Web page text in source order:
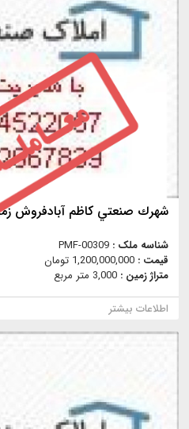
شهرك صنعتي كاظم آبادفروش
شناسه ملک : PMF-00309
قیمت : 1,200,000,000 تومان
متراژ زمین : 3,000 متر مربع
اطلاعات بیشتر